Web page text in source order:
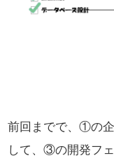
前回までで、①の
して、③の開発フ